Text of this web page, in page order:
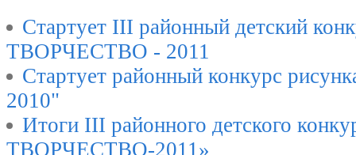
Стартует III районный детский
ТВОРЧЕСТВО - 2011
Стартует районный конкурс
2010"
Итоги III районного детского
ТВОРЧЕСТВО-2011»